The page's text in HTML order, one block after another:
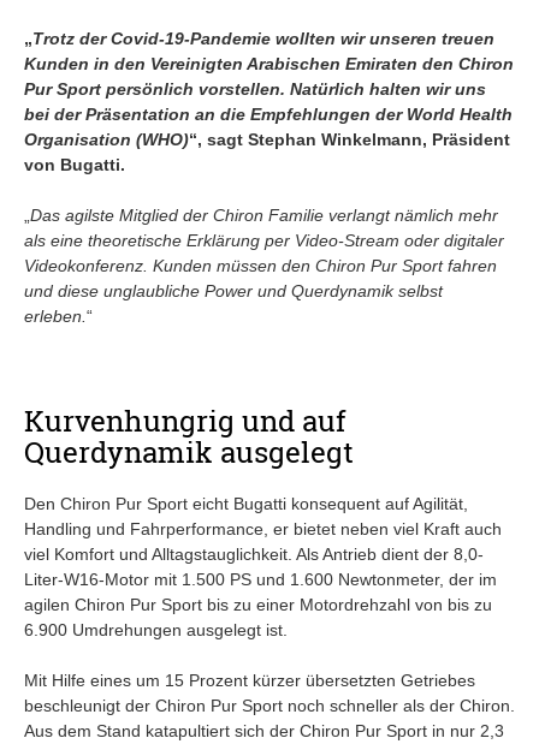
„Trotz der Covid-19-Pandemie wollten wir unseren treuen
Kunden in den Vereinigten Arabischen Emiraten den Chiron
Pur Sport persönlich vorstellen. Natürlich halten wir uns
bei der Präsentation an die Empfehlungen der World Health
Organisation (WHO)“, sagt Stephan Winkelmann, Präsident
von Bugatti.
Das agilste Mitglied der Chiron Familie verlangt nämlich mehr
als eine theoretische Erklärung per Video-Stream oder digitaler
Videokonferenz. Kunden müssen den Chiron Pur Sport fahren
und diese unglaubliche Power und Querdynamik selbst
erleben. “
Kurvenhungrig und auf
Querdynamik ausgelegt
Den Chiron Pur Sport eicht Bugatti konsequent auf Agilität,
Handling und Fahrperformance, er bietet neben viel Kraft auch
viel Komfort und Alltagstauglichkeit. Als Antrieb dient der 8,0-
Liter-W16-Motor mit 1.500 PS und 1.600 Newtonmeter, der im
agilen Chiron Pur Sport bis zu einer Motordrehzahl von bis zu
6.900 Umdrehungen ausgelegt ist.
Mit Hilfe eines um 15 Prozent kürzer übersetzten Getriebes
beschleunigt der Chiron Pur Sport noch schneller als der Chiron.
Aus dem Stand katapultiert sich der Chiron Pur Sport in nur 2,3